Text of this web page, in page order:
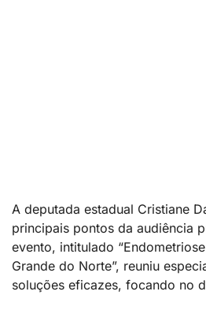
A deputada estadual Cristiane
principais pontos da audiência
evento, intitulado
Grande do Norte”, reuniu
soluções eficazes, focando no